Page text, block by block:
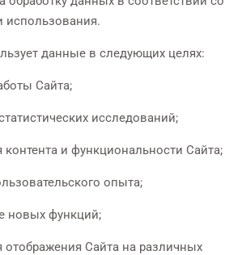
данные в следующих целях:
Сайта;
исследований;
и функциональности Сайта;
опыта;
новых функций;
отображения Сайта на различных